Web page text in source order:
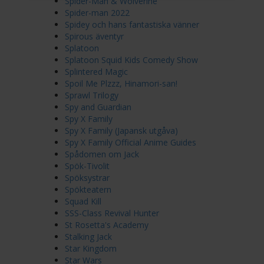
Spider-man 2022
Spidey och hans fantastiska vänner
Spirous äventyr
Splatoon
Splatoon Squid Kids Comedy Show
Splintered Magic
Spoil Me Plzzz, Hinamori-san!
Sprawl Trilogy
Spy and Guardian
Spy X Family
Spy X Family (Japansk utgåva)
Spy X Family Official Anime Guides
Spådomen om Jack
Spök-Tivolit
Spöksystrar
Spökteatern
Squad Kill
SSS-Class Revival Hunter
St Rosetta's Academy
Stalking Jack
Star Kingdom
Star Wars